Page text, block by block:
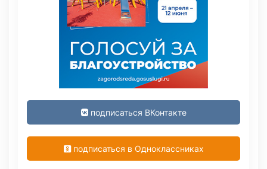
подписаться ВКонтакте
подписаться в Одноклассниках